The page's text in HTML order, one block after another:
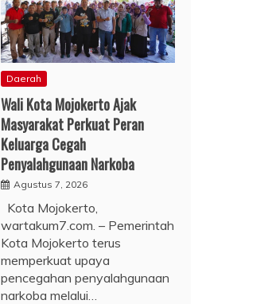
Daerah
Wali Kota Mojokerto Ajak
Masyarakat Perkuat Peran
Keluarga Cegah
Penyalahgunaan Narkoba
Agustus 7, 2026
Kota Mojokerto,
wartakum7.com. – Pemerintah
Kota Mojokerto terus
memperkuat upaya
pencegahan penyalahgunaan
narkoba melalui…